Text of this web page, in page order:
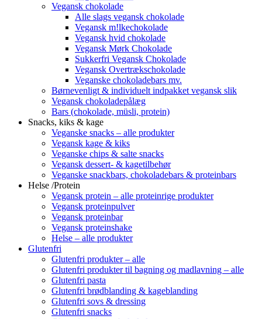
Vegansk chokolade
Alle slags vegansk chokolade
Vegansk m!lkechokolade
Vegansk hvid chokolade
Vegansk Mørk Chokolade
Sukkerfri Vegansk Chokolade
Vegansk Overtrækschokolade
Veganske chokoladebars mv.
Børnevenligt & individuelt indpakket vegansk slik
Vegansk chokoladepålæg
Bars (chokolade, müsli, protein)
Snacks, kiks & kage
Veganske snacks – alle produkter
Vegansk kage & kiks
Veganske chips & salte snacks
Vegansk dessert- & kagetilbehør
Veganske snackbars, chokoladebars & proteinbars
Helse /Protein
Vegansk protein – alle proteinrige produkter
Vegansk proteinpulver
Vegansk proteinbar
Vegansk proteinshake
Helse – alle produkter
Glutenfri
Glutenfri produkter – alle
Glutenfri produkter til bagning og madlavning – alle
Glutenfri pasta
Glutenfri brødblanding & kageblanding
Glutenfri sovs & dressing
Glutenfri snacks